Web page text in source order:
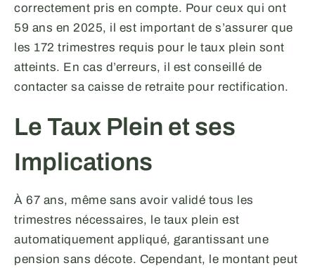
correctement pris en compte. Pour ceux qui ont
59 ans en 2025, il est important de s’assurer que
les 172 trimestres requis pour le taux plein sont
atteints. En cas d’erreurs, il est conseillé de
contacter sa caisse de retraite pour rectification.
Le Taux Plein et ses
Implications
À 67 ans, même sans avoir validé tous les
trimestres nécessaires, le taux plein est
automatiquement appliqué, garantissant une
pension sans décote. Cependant, le montant peut